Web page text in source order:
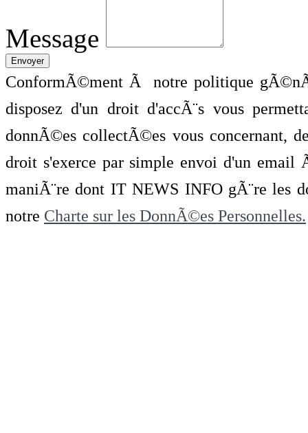
Message
ConformÃ©ment Ã notre politique
disposez d'un droit d'accÃ¨s vous
donnÃ©es collectÃ©es vous concernant,
droit s'exerce par simple envoi d'un
maniÃ¨re dont IT NEWS INFO gÃ¨re les
notre Charte sur les DonnÃ©es Personnelles.